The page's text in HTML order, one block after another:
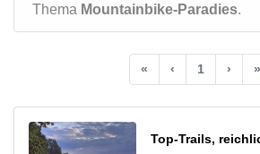
Thema Mountainbike-Paradies.
« ‹ 1 › »
Top-Trails,